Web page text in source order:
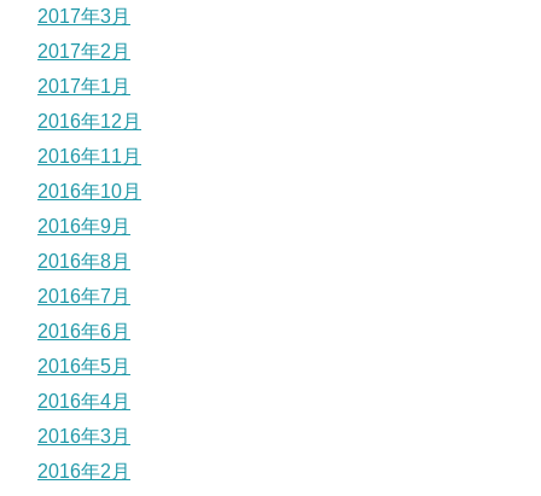
2017年3月
2017年2月
2017年1月
2016年12月
2016年11月
2016年10月
2016年9月
2016年8月
2016年7月
2016年6月
2016年5月
2016年4月
2016年3月
2016年2月